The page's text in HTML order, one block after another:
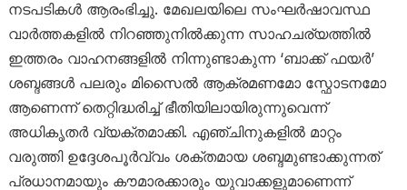
നടപടികൾ ആരംഭിച്ചു. മേഖലയിലെ സംഘർഷാവസ്ഥ
വാർത്തകളിൽ നിറഞ്ഞുനിൽക്കുന്ന സാഹചര്യത്തിൽ
ഇത്തരം വാഹനങ്ങളിൽ നിന്നുണ്ടാകുന്ന ‘ബാക്ക് ഫയർ’
ശബ്ദങ്ങൾ പലരും മിസൈൽ ആക്രമണമോ സ്ഫോടനമോ
ആണെന്ന് തെറ്റിദ്ധരിച്ച് ഭീതിയിലായിരുന്നുവെന്ന്
അധികൃതർ വ്യക്തമാക്കി. എഞ്ചിനുകളിൽ മാറ്റം
വരുത്തി ഉദ്ദേശപൂർവ്വം ശക്തമായ ശബ്ദമുണ്ടാക്കുന്നത്
പ്രധാനമായും കൗമാരക്കാരും യുവാക്കളുമാണെന്ന്